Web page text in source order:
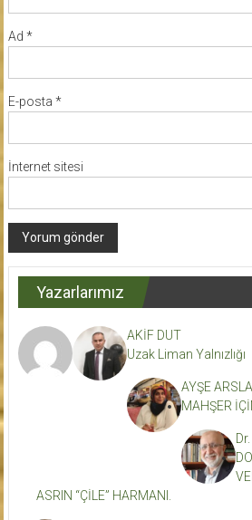
Ad *
E-posta *
İnternet sitesi
Yazarlarımız
AKİF DUT
Uzak Liman Yalnızlığı
AYŞE
MAHŞER
ASRIN “ÇİLE” HARMANI.